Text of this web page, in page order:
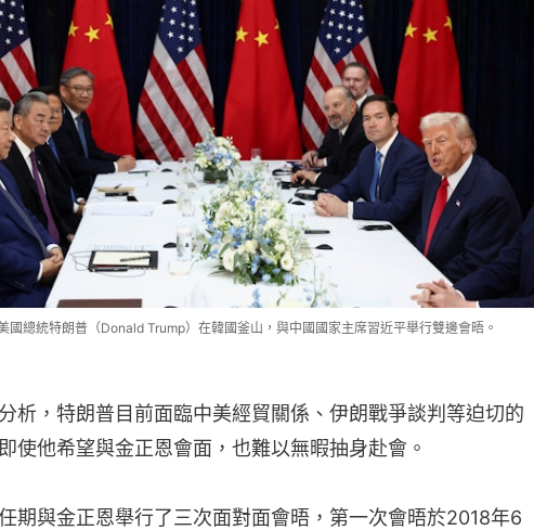
國總統特朗普（Donald Trump）在韓國釜山，與中國國家主席習近平舉行雙邊會晤。
析，特朗普目前面臨中美經貿關係、伊朗戰爭談判等迫切的
使他希望與金正恩會面，也難以無暇抽身赴會。
期與金正恩舉行了三次面對面會晤，第一次會晤於2018年6